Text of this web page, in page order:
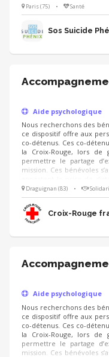
bénévoles pour garantir
Paris (75) • Santé
Sos Suicide
Aide psychologique
Nous recherchons des
ce dispositif offre aux
co-détenus. Ces co-
la Croix-Rouge, lors de
permettre le partage
mission. Ces bénévoles
garants de leur cadre
service de la solidarité et
Draguignan (83) •
Croix-Rouge
Aide psychologique
Nous recherchons des
ce dispositif offre aux
co-détenus. Ces co-
la Croix-Rouge, lors de
permettre le partage
mission. Ces bénévoles